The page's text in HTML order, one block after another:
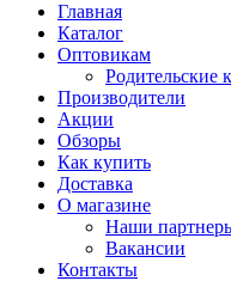
Главная
Каталог
Оптовикам
Родительские
Производители
Акции
Обзоры
Как купить
Доставка
О магазине
Наши
Вакансии
Контакты